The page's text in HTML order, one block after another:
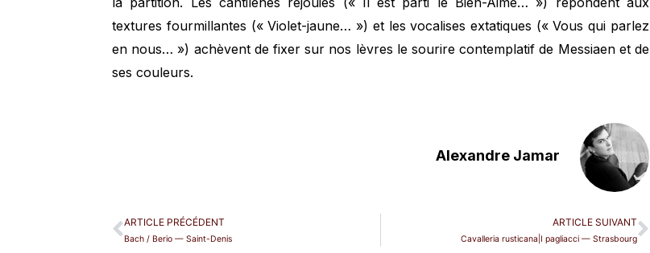
textures fourmillantes (« Violet-jaune… ») et les vocalises extatiques (« Vous qui parlez
en nous… ») achèvent de fixer sur nos lèvres le sourire contemplatif de Messiaen et de
ses couleurs.
Alexandre Jamar
ARTICLE PRÉCÉDENT
Bach / Berio — Saint-Denis
ARTICLE SUIVANT
Cavalleria rusticana|I pagliacci — Strasbourg